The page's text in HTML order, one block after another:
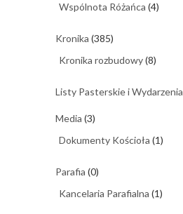
Wspólnota Różańca (4)
Kronika (385)
Kronika rozbudowy(8)
Listy Pasterskie i Wydarzenia
Media (3)
Dokumenty Kościoła (1)
Parafia (0)
Kancelaria Parafialna (1)